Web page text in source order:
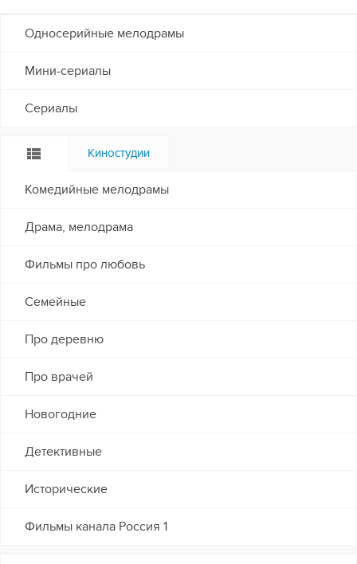
Односерийные мелодрамы
Мини-сериалы
Сериалы
Киностудии
Комедийные мелодрамы
Драма, мелодрама
Фильмы про любовь
Семейные
Про деревню
Про врачей
Новогодние
Детективные
Исторические
Фильмы канала Россия 1